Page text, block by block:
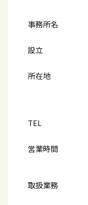
事務所名
設立
所在地
TEL
営業時間
取扱業務